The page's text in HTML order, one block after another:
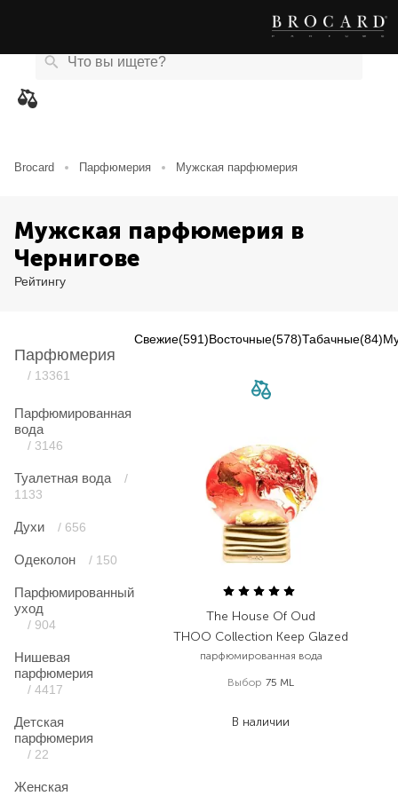
Brocard Парфюмерия Мужская парфюмерия
Мужская парфюмерия в
Чернигове
Рейтингу
Парфюмерия
/ 13361
Парфюмированная
вода
/ 3146
Туалетная вода
/
1133
Духи / 656
Одеколон / 150
Парфюмированный
уход
/ 904
Нишевая
парфюмерия
/ 4417
Детская
парфюмерия
/ 22
Женская
Свежие(591)Восточные(578)Табачные(84)
The House Of Oud
THOO Collection Keep Glazed
парфюмированная вода
Выбор 75 ML
В наличии